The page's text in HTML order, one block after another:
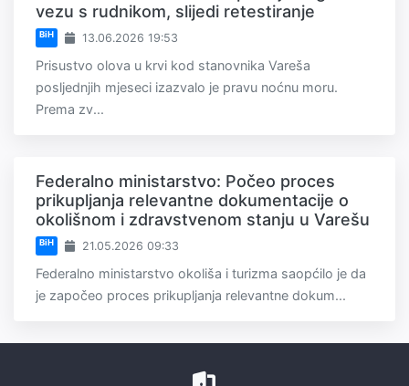
vezu s rudnikom, slijedi retestiranje
BiH 13.06.2026 19:53
Prisustvo olova u krvi kod stanovnika Vareša
posljednjih mjeseci izazvalo je pravu noćnu moru.
Prema zv...
Federalno ministarstvo: Počeo proces
prikupljanja relevantne dokumentacije o
okolišnom i zdravstvenom stanju u Varešu
BiH 21.05.2026 09:33
Federalno ministarstvo okoliša i turizma saopćilo je da
je započeo proces prikupljanja relevantne dokum...